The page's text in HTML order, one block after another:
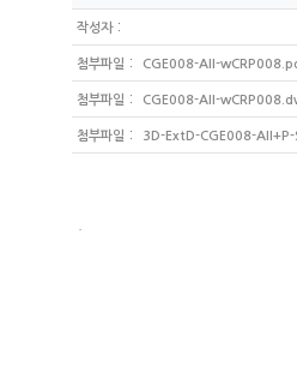
작성자:
첨부파일 : CGE008-All-
첨부파일 : CGE008-All-
첨부파일 : 3D-ExtD-CGE008-